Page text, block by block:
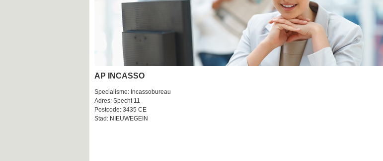
AP INCASSO
Specialisme: Incassobureau
Adres: Specht 11
Postcode: 3435 CE
Stad: NIEUWEGEIN